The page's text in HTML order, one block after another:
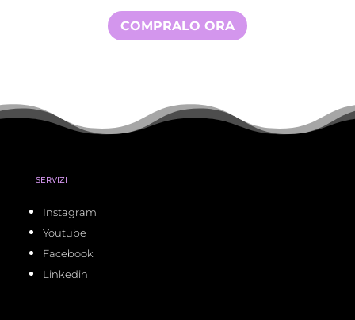
COMPRALO ORA
SERVIZI
Instagram
Youtube
Facebook
Linkedin